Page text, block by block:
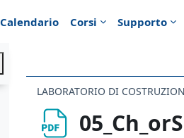
Calendario Corsi Supporto